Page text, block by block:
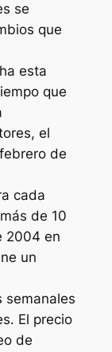
se
que
esta
que
el
de
cada
de 10
2004 en
un
semanales
El precio
de